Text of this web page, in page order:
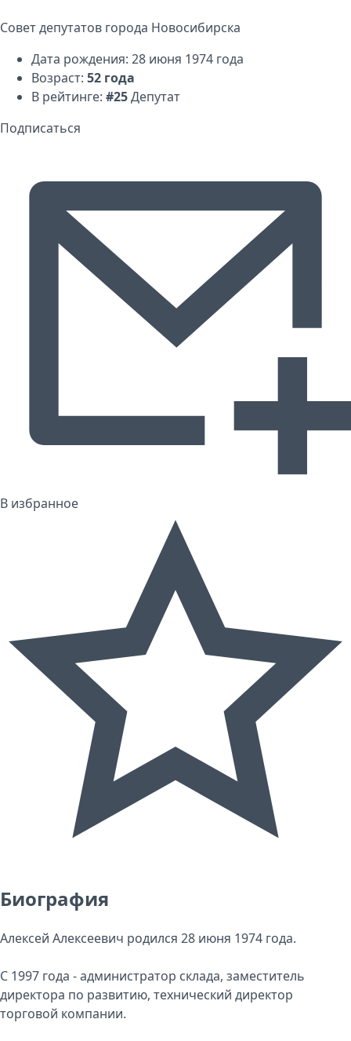
Совет депутатов города Новосибирска
Дата рождения: 28 июня 1974 года
Возраст: 52 года
В рейтинге: #25Депутат
Подписаться
В избранное
Биография
Алексей Алексеевич родился 28 июня 1974 года.
С 1997 года - администратор склада, заместитель
директора по развитию, технический директор
торговой компании.